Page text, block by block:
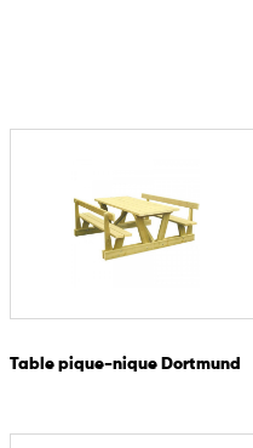
Table pique-nique Dortmund